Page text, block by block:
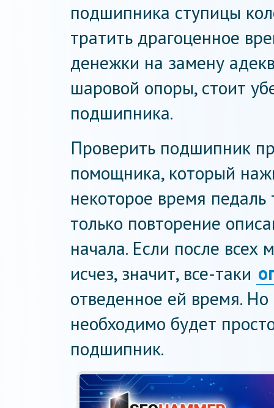
подшипника ступицы
тратить драгоценное
денежки на замену
шаровой опоры, стоит
подшипника.
Проверить подшипник
помощника, который
некоторое время
только повторение
начала. Если после всех
исчез, значит, все-таки
отведенное ей время.
необходимо будет
подшипник.